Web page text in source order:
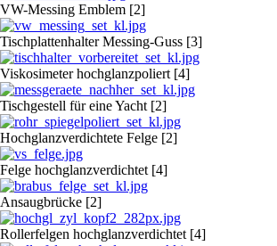
VW-Messing Emblem [2]
Tischplattenhalter Messing-Guss [3]
Viskosimeter hochglanzpoliert [4]
Tischgestell für eine Yacht [2]
Hochglanzverdichtete Felge [2]
Felge hochglanzverdichtet [4]
Ansaugbrücke [2]
Rollerfelgen hochglanzverdichtet [4]